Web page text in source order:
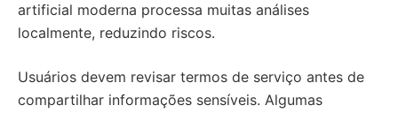
artificial moderna processa muitas análises
localmente, reduzindo riscos.
Usuários devem revisar termos de serviço antes de
compartilhar informações sensíveis. Algumas